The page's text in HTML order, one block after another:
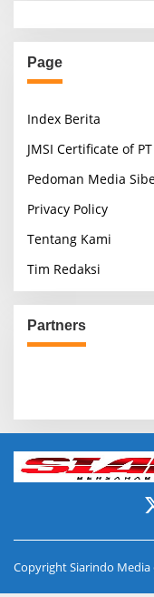
Page
Index Berita
JMSI Certificate of
Pedoman Media
Privacy Policy
Tentang Kami
Tim Redaksi
Partners
Copyright Siarindo Media